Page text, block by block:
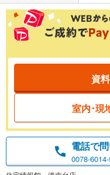
資
室内･現
電話で
0078-